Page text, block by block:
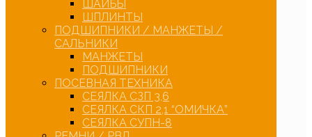
ШАЙБЫ
ШПЛИНТЫ
ПОДШИПНИКИ / МАНЖЕТЫ /
САЛЬНИКИ
МАНЖЕТЫ
ПОДШИПНИКИ
ПОСЕВНАЯ ТЕХНИКА
СЕЯЛКА СЗП 3,6
СЕЯЛКА СКП 2,1 “ОМИЧКА”
СЕЯЛКА СУПН-8